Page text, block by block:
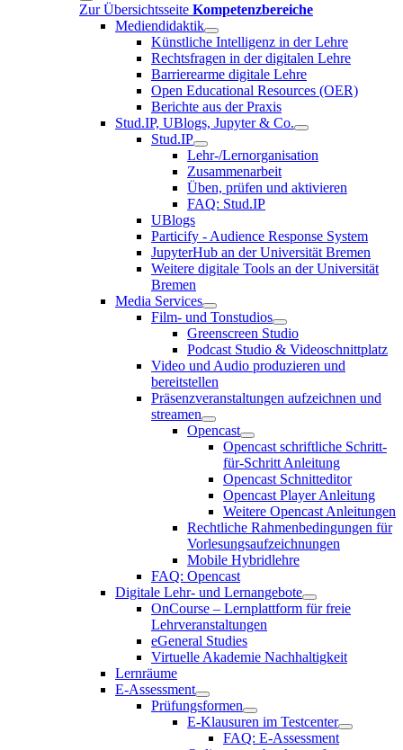
Zur Übersichtsseite Kompetenzbereiche
Mediendidaktik
Künstliche Intelligenz in der Lehre
Rechtsfragen in der digitalen Lehre
Barrierearme digitale Lehre
Open Educational Resources (OER)
Berichte aus der Praxis
Stud.IP, UBlogs, Jupyter & Co.
Stud.IP
Lehr-/Lernorganisation
Zusammenarbeit
Üben, prüfen und aktivieren
FAQ: Stud.IP
UBlogs
Particify - Audience Response System
JupyterHub an der Universität Bremen
Weitere digitale Tools an der Universität
Bremen
Media Services
Film- und Tonstudios
Greenscreen Studio
Podcast Studio & Videoschnittplatz
Video und Audio produzieren und
bereitstellen
Präsenzveranstaltungen aufzeichnen und
streamen
Opencast
Opencast schriftliche Schritt-
für-Schritt Anleitung
Opencast Schnitteditor
Opencast Player Anleitung
Weitere Opencast Anleitungen
Rechtliche Rahmenbedingungen für
Vorlesungsaufzeichnungen
Mobile Hybridlehre
FAQ: Opencast
Digitale Lehr- und Lernangebote
OnCourse – Lernplattform für freie
Lehrveranstaltungen
eGeneral Studies
Virtuelle Akademie Nachhaltigkeit
Lernräume
E-Assessment
Prüfungsformen
E-Klausuren im Testcenter
FAQ: E-Assessment